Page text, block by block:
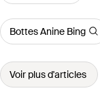
Bottes Anine Bing
Voir plus d'articles